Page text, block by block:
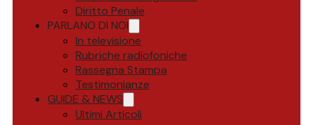
Diritto Penale
PARLANO DI NOI
In televisione
Rubriche radiofoniche
Rassegna Stampa
Testimonianze
GUIDE & NEWS
Ultimi Articoli